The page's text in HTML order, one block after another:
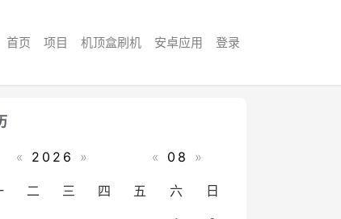
首页 项目 机顶盒刷机 安卓应用 登录
« 2026 » « 08 »
二 三 四 五 六
日